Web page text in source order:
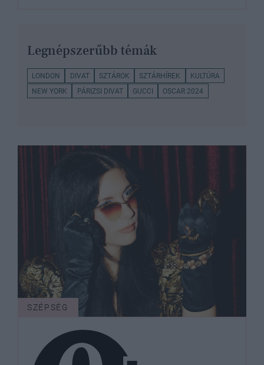
Legnépszerűbb témák
LONDON DIVAT SZTÁROK SZTÁRHÍREK
KULTÚRA
NEW YORK
PÁRIZSI DIVAT GUCCI OSCAR 2024
SZÉPSÉG